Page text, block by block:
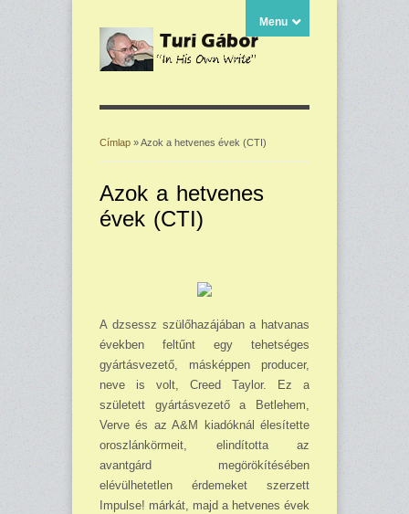
Menu
Címlap » Azok a hetvenes évek (CTI)
Azok a hetvenes
évek (CTI)
A dzsessz szülőhazájában a hatvanas
években feltűnt egy tehetséges
gyártásvezető, más­képpen producer,
neve is volt, Creed Taylor. Ez a
született gyártásvezető a Betlehem,
Verve és az A&M kiadóknál élesítette
oroszlánkörmeit, elindította az
avantgárd megörö­kítésében
elévülhetetlen érdemeket szerzett
Impulse! márkát, majd a hetvenes évek